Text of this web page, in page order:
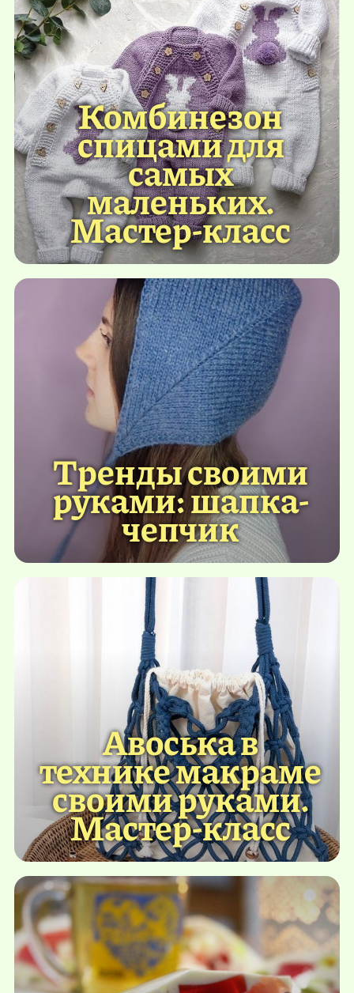
Комбинезон
спицами для
самых
маленьких.
Мастер-класс
Тренды своими
руками: шапка-
чепчик
Авоська в
технике макраме
своими руками.
Мастер-класс